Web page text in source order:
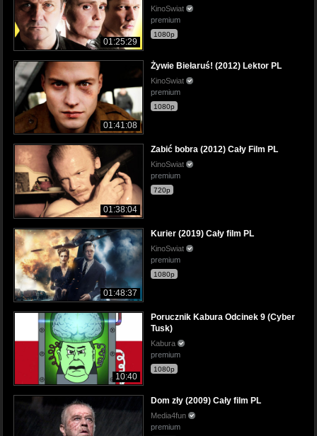
01:25:29
KinoSwiat
premium
1080p
01:41:08
Żywie Biełaruś! (2012) Lektor PL
KinoSwiat
premium
1080p
01:38:04
Zabić bobra (2012) Cały Film PL
KinoSwiat
premium
720p
01:48:37
Kurier (2019) Cały film PL
KinoSwiat
premium
1080p
10:40
Porucznik Kabura Odcinek 9 (Cyber
Tusk)
Kabura
premium
1080p
Dom zły (2009) Cały film PL
Media4fun
premium